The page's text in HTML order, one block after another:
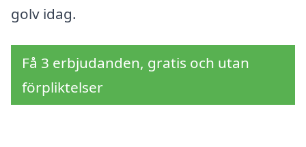
golv idag.
Få 3 erbjudanden, gratis och utan
förpliktelser